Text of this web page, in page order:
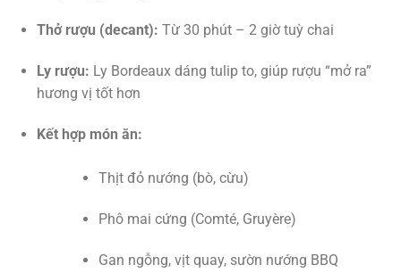
Thở rượu (decant): Từ 30 phút – 2 giờ tuỳ chai
Ly rượu: Ly Bordeaux dáng tulip to, giúp rượu “mở ra”
hương vị tốt hơn
Kết hợp món ăn:
Thịt đỏ nướng (bò, cừu)
Phô mai cứng (Comté, Gruyère)
Gan ngỗng, vịt quay, sườn nướng BBQ